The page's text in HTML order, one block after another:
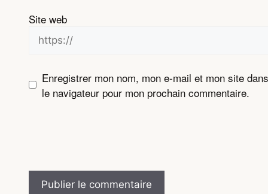
Site web
Enregistrer mon nom, mon e-mail et mon site dans
le navigateur pour mon prochain commentaire.